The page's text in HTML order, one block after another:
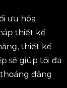
ưu hóa
thiết kế
thiết kế
sẽ giúp tối đa
đãng